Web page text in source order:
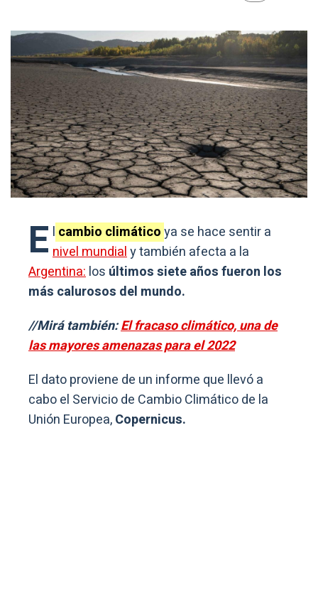
E l cambio climáticoya se hace sentir a
nivel mundialy también afecta a la
Argentina:los últimos siete años fueron los
más calurosos del mundo.
//Mirá también:El fracaso climático, una de
las mayores amenazas para el 2022
El dato proviene de un informe que llevó a
cabo el Servicio de Cambio Climático de la
Unión Europea,Copernicus.